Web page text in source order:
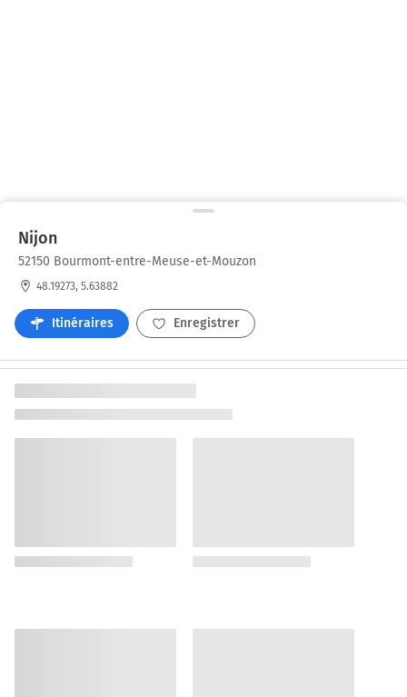
Nijon
52150 Bourmont-entre-Meuse-et-Mouzon
48.19273, 5.63882
Itinéraires Enregistrer